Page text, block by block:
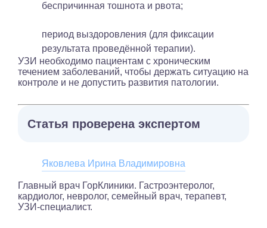
беспричинная тошнота и рвота;
период выздоровления (для фиксации
результата проведённой терапии).
УЗИ необходимо пациентам с хроническим
течением заболеваний, чтобы держать ситуацию на
контроле и не допустить развития патологии.
Статья проверена экспертом
Яковлева Ирина Владимировна
Главный врач ГорКлиники. Гастроэнтеролог,
кардиолог, невролог, семейный врач, терапевт,
УЗИ-специалист.